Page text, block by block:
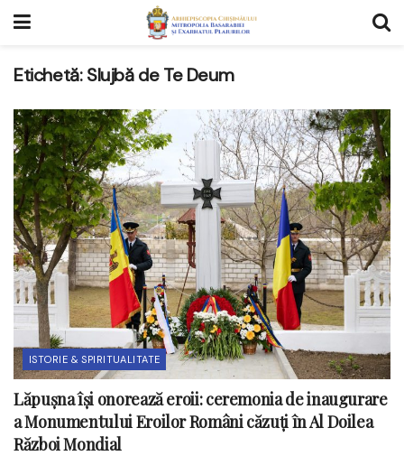
Etichetă:Slujbă de Te Deum
ISTORIE & SPIRITUALITATE
Lăpușna își onorează eroii: ceremonia de inaugurare
a Monumentului Eroilor Români căzuți în Al Doilea
Război Mondial